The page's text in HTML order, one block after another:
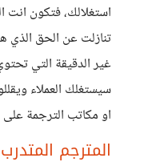
استغلالك، فتكون انت
تنازلت عن الحق الذي
غير الدقيقة التي
سيستغلك العملاء
او مكاتب الترجمة
المترجم